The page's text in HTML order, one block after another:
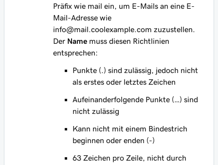
Präfix wie mail ein, um E-Mails an eine E-
Mail-Adresse wie
info@mail.coolexample.com zuzustellen.
Der Name muss diesen Richtlinien
entsprechen:
Punkte (.) sind zulässig, jedoch nicht
als erstes oder letztes Zeichen
Aufeinanderfolgende Punkte (…) sind
nicht zulässig
Kann nicht mit einem Bindestrich
beginnen oder enden (-)
63 Zeichen pro Zeile, nicht durch